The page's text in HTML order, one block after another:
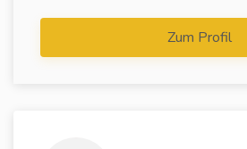
Zum Profil